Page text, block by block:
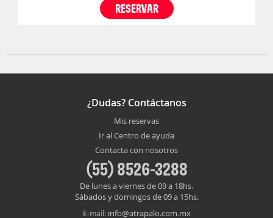
RESERVAR
¿Dudas? Contáctanos
Mis reservas
Ir al Centro de ayuda
Contacta con nosotros
(55) 8526-3288
De lunes a viernes de 09 a 18hs.
Sábados y domingos de 09 a 15hs.
E-mail: info@atrapalo.com.mx